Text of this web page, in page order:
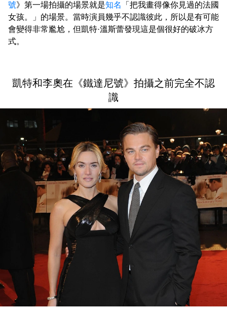
號》第一場拍攝的場景就是知名
「把我畫得像你見過的法國
女孩。」的場景。當時演員幾乎不認識彼此，所以是有可能
會變得非常尷尬，但凱特·溫斯蕾發現這是個很好的破冰方
式。
凱特和李奧在《鐵達尼號》拍攝之前完全不認
識